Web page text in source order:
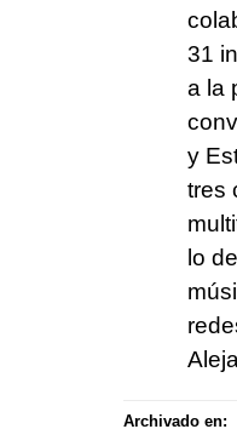
31
a la
y
tres
lo
Archivado en: